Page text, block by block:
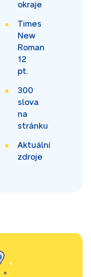
okraje
Times
New
Roman
12
pt.
300
slova
na
stránku
Aktuální
zdroje